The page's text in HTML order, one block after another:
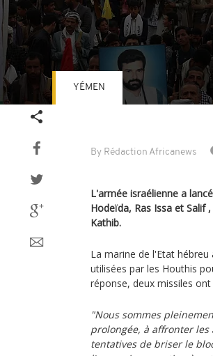
By Rédaction Africanews
YÉMEN
L'armée israélienne a
Hodeïda, Ras Issa et Salif
Kathib.
La marine de l'Etat
utilisées par les Houthis
réponse, deux missiles
"Nous sommes
prolongée, à affronter
tentatives de briser le